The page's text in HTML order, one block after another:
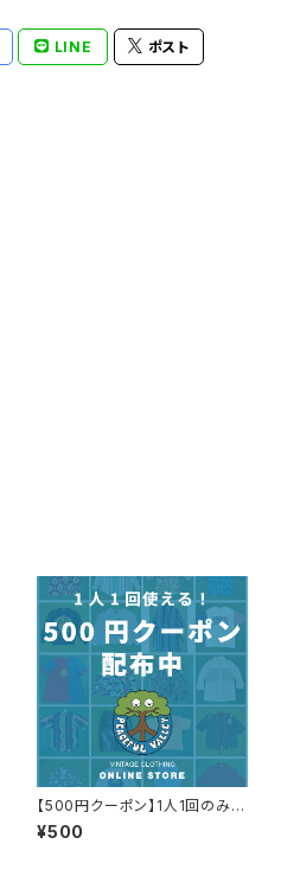
LINE ポスト
【500円クーポン】1人1回のみご
利用可能！
¥500